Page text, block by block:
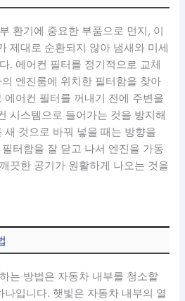
환기에 중요한 부품으로 먼지, 이
제대로 순환되지 않아 냄새와 미세
. 에어컨 필터를 정기적으로 교체
엔진룸에 위치한 필터함을 찾아
에어컨 필터를 꺼내기 전에 주변을
시스템으로 들어가는 것을 방지해
새 것으로 바꿔 넣을 때는 방향을
터함을 잘 닫고 나서 엔진을 가동
끗한 공기가 원활하게 나오는 것을
는 방법은 자동차 내부를 청소할
입니다. 햇빛은 자동차 내부의 열